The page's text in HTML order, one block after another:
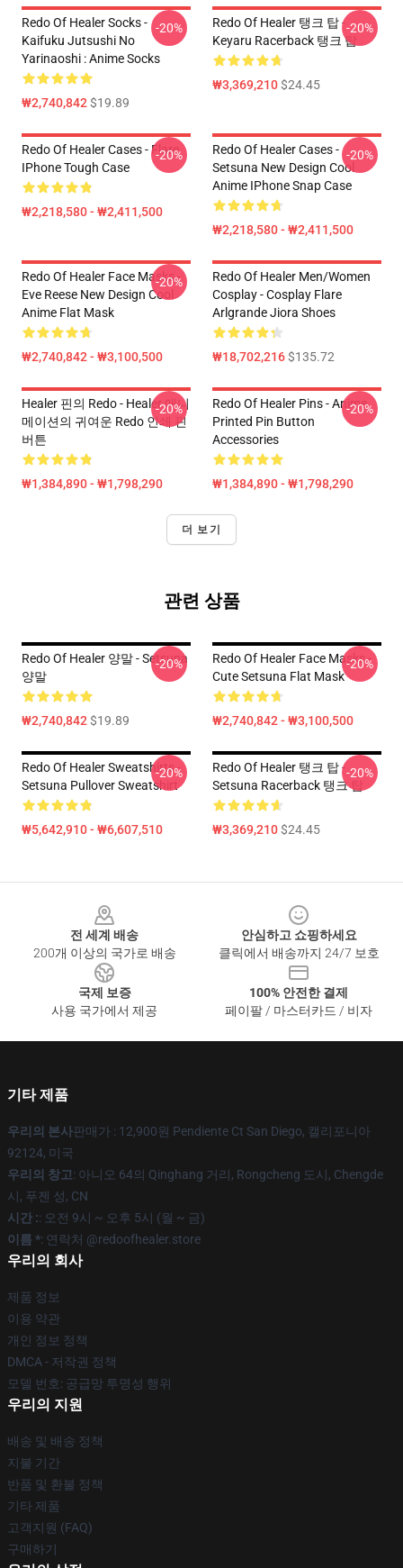
Redo Of Healer Socks -
Kaifuku Jutsushi No
Yarinaoshi : Anime Socks
₩2,740,842$19.89
-20%
Redo Of Healer 탱크 탑 -
Keyaru Racerback 탱크 탑
₩3,369,210$24.45
-20%
Redo Of Healer Cases - Flare
IPhone Tough Case
₩2,218,580 - ₩2,411,500
-20%
Redo Of Healer Cases -
Setsuna New Design Cool
Anime IPhone Snap Case
₩2,218,580 - ₩2,411,500
-20%
Redo Of Healer Face Masks -
Eve Reese New Design Cool
Anime Flat Mask
₩2,740,842 - ₩3,100,500
-20%
Redo Of Healer Men/Women
Cosplay - Cosplay Flare
Arlgrande Jiora Shoes
₩18,702,216$135.72
Healer 핀의 Redo - Healer 애니
메이션의 귀여운 Redo 인쇄 핀
버튼
₩1,384,890 - ₩1,798,290
-20%
Redo Of Healer Pins - Anime
Printed Pin Button
Accessories
₩1,384,890 - ₩1,798,290
-20%
더 보기
관련 상품
Redo Of Healer 양말 - Setsuna
양말
₩2,740,842$19.89
-20%
Redo Of Healer Face Masks -
Cute Setsuna Flat Mask
₩2,740,842 - ₩3,100,500
-20%
Redo Of Healer Sweatshirts -
Setsuna Pullover Sweatshirt
₩5,642,910 - ₩6,607,510
-20%
Redo Of Healer 탱크 탑 -
Setsuna Racerback 탱크 탑
₩3,369,210$24.45
-20%
전 세계 배송
200개 이상의 국가로 배송
안심하고 쇼핑하세요
클릭에서 배송까지 24/7 보호
국제 보증
사용 국가에서 제공
100% 안전한 결제
페이팔 / 마스터카드 / 비자
기타 제품
우리의 본사판매가 : 12,900원 Pendiente Ct San Diego, 캘리포니아
92124, 미국
우리의 창고: 아니오 64의 Qinghang 거리, Rongcheng 도시, Chengde
시, 푸젠 성, CN
시간 :: 오전 9시 ~ 오후 5시 (월 ~ 금)
이름 *: 연락처 @redoofhealer.store
우리의 회사
제품 정보
이용 약관
개인 정보 정책
DMCA - 저작권 정책
모델 번호: 공급망 투명성 행위
우리의 지원
배송 및 배송 정책
지불 기간
반품 및 환불 정책
기타 제품
고객지원 (FAQ)
구매하기